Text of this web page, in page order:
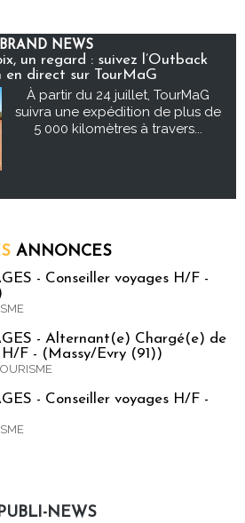
BRAND NEWS
un regard : suivez l’Outback
en direct sur TourMaG
À partir du 24 juillet, TourMaG
suivra une expédition de plus de
5 000 kilomètres à travers...
ANNONCES
- Conseiller voyages H/F -
- Alternant(e) Chargé(e) de
H/F - (Massy/Evry (91))
- Conseiller voyages H/F -
NEWS